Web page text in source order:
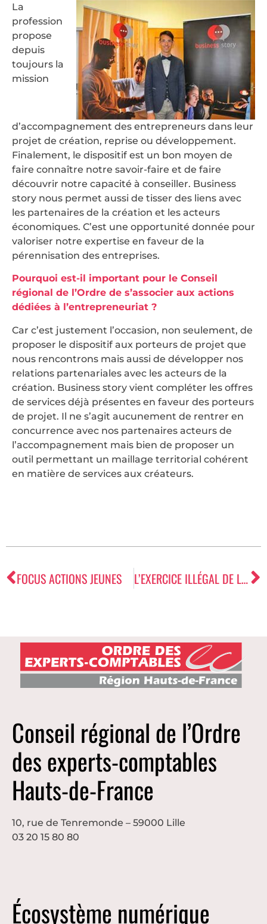
La
profession
propose
depuis
toujours la
mission
d’accompagnement des entrepreneurs dans leur
projet de création, reprise ou développement.
Finalement, le dispositif est un bon moyen de
faire connaître notre savoir-faire et de faire
découvrir notre capacité à conseiller. Business
story nous permet aussi de tisser des liens avec
les partenaires de la création et les acteurs
économiques. C’est une opportunité donnée pour
valoriser notre expertise en faveur de la
pérennisation des entreprises.
Pourquoi est-il important pour le Conseil
régional de l’Ordre de s’associer aux actions
dédiées à l’entrepreneuriat ?
Car c’est justement l’occasion, non seulement, de
proposer le dispositif aux porteurs de projet que
nous rencontrons mais aussi de développer nos
relations partenariales avec les acteurs de la
création. Business story vient compléter les offres
de services déjà présentes en faveur des porteurs
de projet. Il ne s’agit aucunement de rentrer en
concurrence avec nos partenaires acteurs de
l’accompagnement mais bien de proposer un
outil permettant un maillage territorial cohérent
en matière de services aux créateurs.
FOCUS ACTIONS JEUNES L’EXERCICE ILLÉGAL DE LA PROFESSION
Conseil régional de l’Ordre
des experts-comptables
Hauts-de-France
10, rue de Tenremonde – 59000 Lille
03 20 15 80 80
Écosystème numérique